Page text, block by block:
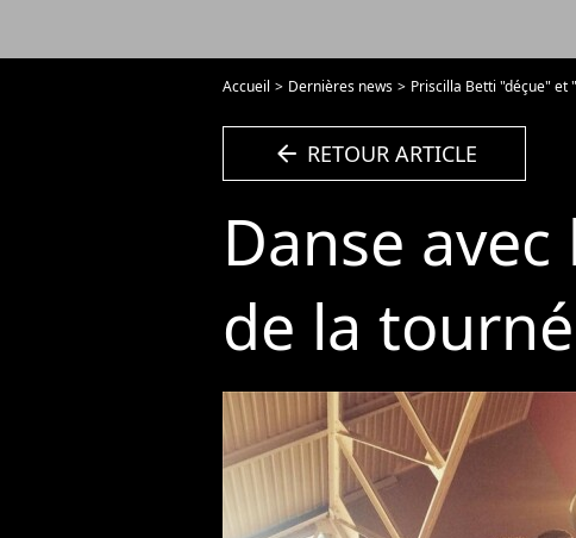
Accueil Dernières news Priscilla Betti "déçue" et
arrow_left RETOUR ARTICLE
Danse
de la